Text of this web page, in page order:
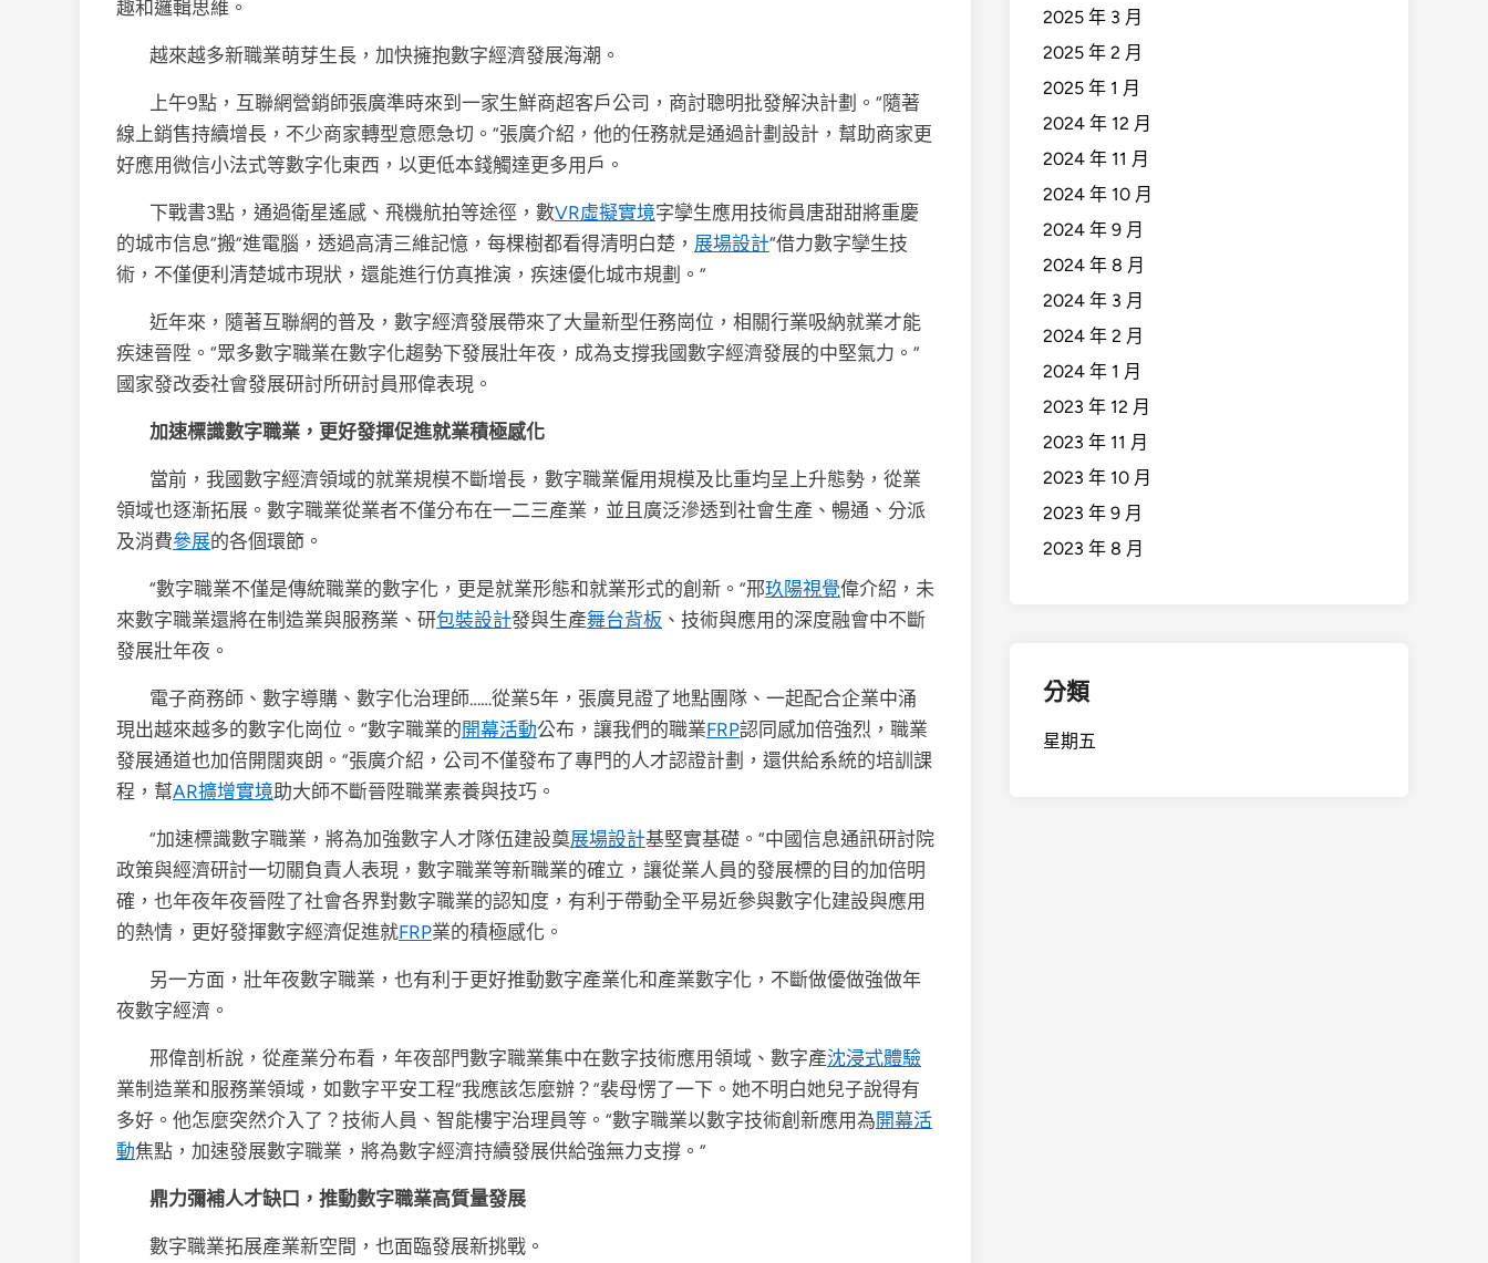
趣和邏輯思維。
越來越多新職業萌芽生長，加快擁抱數字經濟發展海潮。
上午9點，互聯網營銷師張廣準時來到一家生鮮商超客戶公司，商討聰明批發解決計劃。“隨著
線上銷售持續增長，不少商家轉型意愿急切。”張廣介紹，他的任務就是通過計劃設計，幫助商家更
好應用微信小法式等數字化東西，以更低本錢觸達更多用戶。
下戰書3點，通過衛星遙感、飛機航拍等途徑，數VR虛擬實境字孿生應用技術員唐甜甜將重慶
的城市信息“搬”進電腦，透過高清三維記憶，每棵樹都看得清明白楚， 展場設計“借力數字孿生技
術，不僅便利清楚城市現狀，還能進行仿真推演，疾速優化城市規劃。”
近年來，隨著互聯網的普及，數字經濟發展帶來了大量新型任務崗位，相關行業吸納就業才能
疾速晉陞。“眾多數字職業在數字化趨勢下發展壯年夜，成為支撐我國數字經濟發展的中堅氣力。”
國家發改委社會發展研討所研討員邢偉表現。
加速標識數字職業，更好發揮促進就業積極感化
當前，我國數字經濟領域的就業規模不斷增長，數字職業僱用規模及比重均呈上升態勢，從業
領域也逐漸拓展。數字職業從業者不僅分布在一二三產業，並且廣泛滲透到社會生產、暢通、分派
及消費參展的各個環節。
“數字職業不僅是傳統職業的數字化，更是就業形態和就業形式的創新。”邢玖陽視覺偉介紹，未
來數字職業還將在制造業與服務業、研包裝設計發與生產舞台背板 、技術與應用的深度融會中不斷
發展壯年夜。
電子商務師、數字導購、數字化治理師……從業5年，張廣見證了地點團隊、一起配合企業中涌
現出越來越多的數字化崗位。“數字職業的開幕活動公布，讓我們的職業FRP認同感加倍強烈，職業
發展通道也加倍開闊爽朗。”張廣介紹，公司不僅發布了專門的人才認證計劃，還供給系統的培訓課
程，幫AR擴增實境助大師不斷晉陞職業素養與技巧。
“加速標識數字職業，將為加強數字人才隊伍建設奠展場設計基堅實基礎。”中國信息通訊研討院
政策與經濟研討一切關負責人表現，數字職業等新職業的確立，讓從業人員的發展標的目的加倍明
確，也年夜年夜晉陞了社會各界對數字職業的認知度，有利于帶動全平易近參與數字化建設與應用
的熱情，更好發揮數字經濟促進就FRP業的積極感化。
另一方面，壯年夜數字職業，也有利于更好推動數字產業化和產業數字化，不斷做優做強做年
夜數字經濟。
邢偉剖析說，從產業分布看，年夜部門數字職業集中在數字技術應用領域、數字產沈浸式體驗
業制造業和服務業領域，如數字平安工程“我應該怎麼辦？”裴母愣了一下。她不明白她兒子說得有
多好。他怎麼突然介入了？技術人員、智能樓宇治理員等。“數字職業以數字技術創新應用為開幕活
動焦點，加速發展數字職業，將為數字經濟持續發展供給強無力支撐。”
鼎力彌補人才缺口，推動數字職業高質量發展
數字職業拓展產業新空間，也面臨發展新挑戰。
2025 年 3 月
2025 年 2 月
2025 年 1 月
2024 年 12 月
2024 年 11 月
2024 年 10 月
2024 年 9 月
2024 年 8 月
2024 年 3 月
2024 年 2 月
2024 年 1 月
2023 年 12 月
2023 年 11 月
2023 年 10 月
2023 年 9 月
2023 年 8 月
分類
星期五